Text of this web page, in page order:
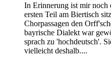
In Erinnerung ist mir noch
ersten Teil am Biertisch
Chorpassagen den
bayrische Dialekt war
sprach zu 'hochdeutsch'.
vielleicht deshalb....